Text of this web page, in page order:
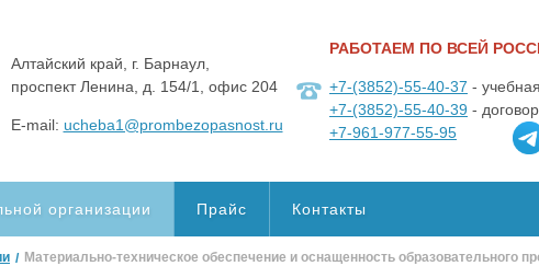
Алтайский край, г. Барнаул,
проспект Ленина, д. 154/1, офис 204
E-mail: ucheba1@prombezopasnost.ru
РАБОТАЕМ ПО ВСЕЙ
+7-(3852)-55-40-37 -
+7-(3852)-55-40-39 -
+7-961-977-55-95
организации Прайс Контакты
Материально-техническое обеспечение и оснащенность образовательного